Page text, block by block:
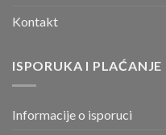
Kontakt
ISPORUKA I PLAĆANJE
Informacije o isporuci